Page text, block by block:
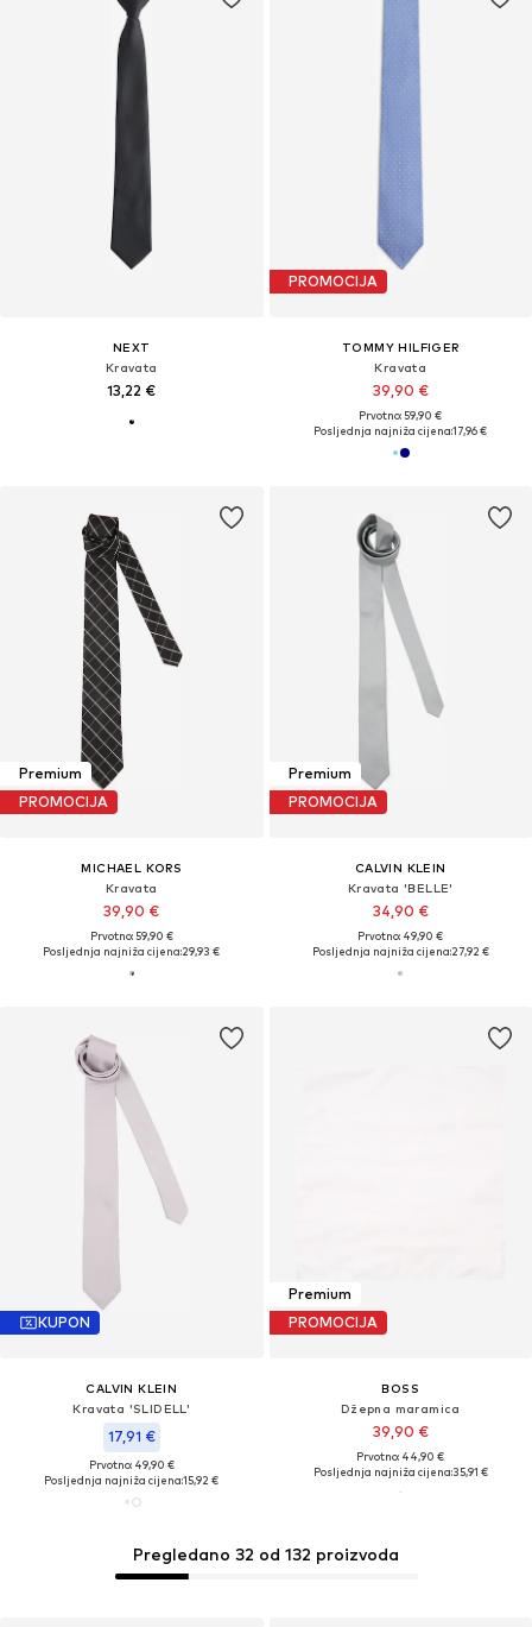
NEXT
Kravata
13,22 €
PROMOCIJA
TOMMY HILFIGER
Kravata
39,90 €
Prvotno: 59,90 €
Posljednja najniža cijena:17,96 €
Premium
PROMOCIJA
MICHAEL KORS
Kravata
39,90 €
Prvotno: 59,90 €
Posljednja najniža cijena:29,93 €
Premium
PROMOCIJA
CALVIN KLEIN
Kravata 'BELLE'
34,90 €
Prvotno: 49,90 €
Posljednja najniža cijena:27,92 €
KUPON
CALVIN KLEIN
Kravata 'SLIDELL'
17,91 €
Prvotno: 49,90 €
Posljednja najniža cijena:15,92 €
Premium
PROMOCIJA
BOSS
Džepna maramica
39,90 €
Prvotno: 44,90 €
Posljednja najniža cijena:35,91 €
Pregledano 32 od 132 proizvoda